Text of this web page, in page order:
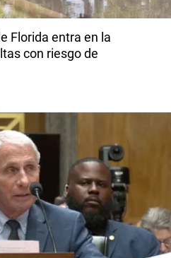
Florida entra en la
con riesgo de